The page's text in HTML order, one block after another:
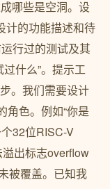
哪些是空洞。设
计的功能描述和待
行过的测试及其
什么”。提示工
。我们需要设计
角色。例如“你是
32位RISC-V
出标志overflow
被覆盖。已知我